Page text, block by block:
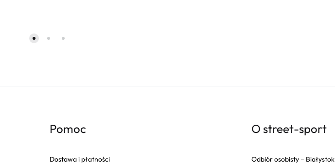
Pomoc
Dostawa i płatności
O street-sport
Odbiór osobisty – Białystok